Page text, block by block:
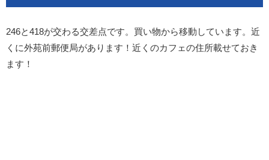
246と418が交わる交差点です。買い物から移動しています。近
くに外苑前郵便局があります！近くのカフェの住所載せておき
ます！